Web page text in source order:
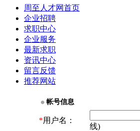
周至人才网首页
企业招聘
求职中心
企业服务
最新求职
资讯中心
留言反馈
推荐网站
帐号信息
*用户名：
线)